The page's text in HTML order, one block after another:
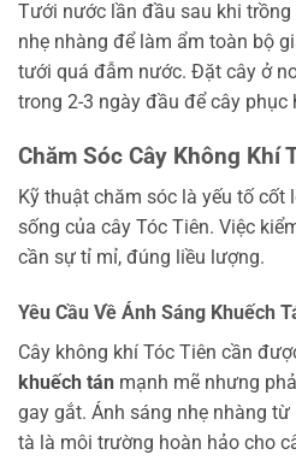
Tưới nước lần đầu sau khi
nhẹ nhàng để làm ẩm toàn bộ
tưới quá đẫm nước. Đặt cây ở
trong 2-3 ngày đầu để cây phục
Chăm Sóc Cây Không Khí
Kỹ thuật chăm sóc là yếu tố cốt
sống của cây Tóc Tiên. Việc
cần sự tỉ mỉ, đúng liều lượng.
Yêu Cầu Về Ánh Sáng Khuếch
Cây không khí Tóc Tiên cần
khuếch tán mạnh mẽ nhưng
gay gắt. Ánh sáng nhẹ nhàng
tà là môi trường hoàn hảo cho